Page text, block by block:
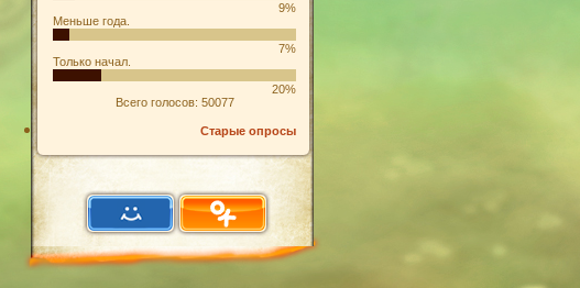
9%
Меньше года.
7%
Только начал.
20%
Всего голосов: 50077
Старые опросы